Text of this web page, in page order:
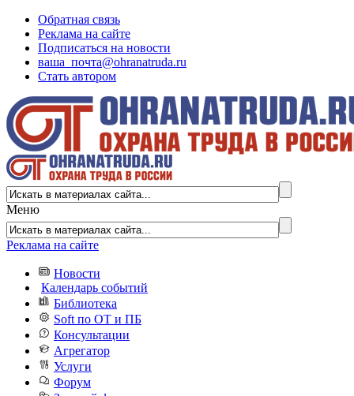
Обратная связь
Реклама на сайте
Подписаться на новости
ваша_почта@ohranatruda.ru
Стать автором
Меню
Реклама на сайте
Новости
Календарь событий
Библиотека
Soft по ОТ и ПБ
Консультации
Агрегатор
Услуги
Форум